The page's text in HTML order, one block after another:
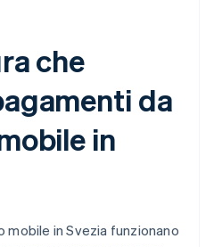
che
da
in
in Svezia funzionano